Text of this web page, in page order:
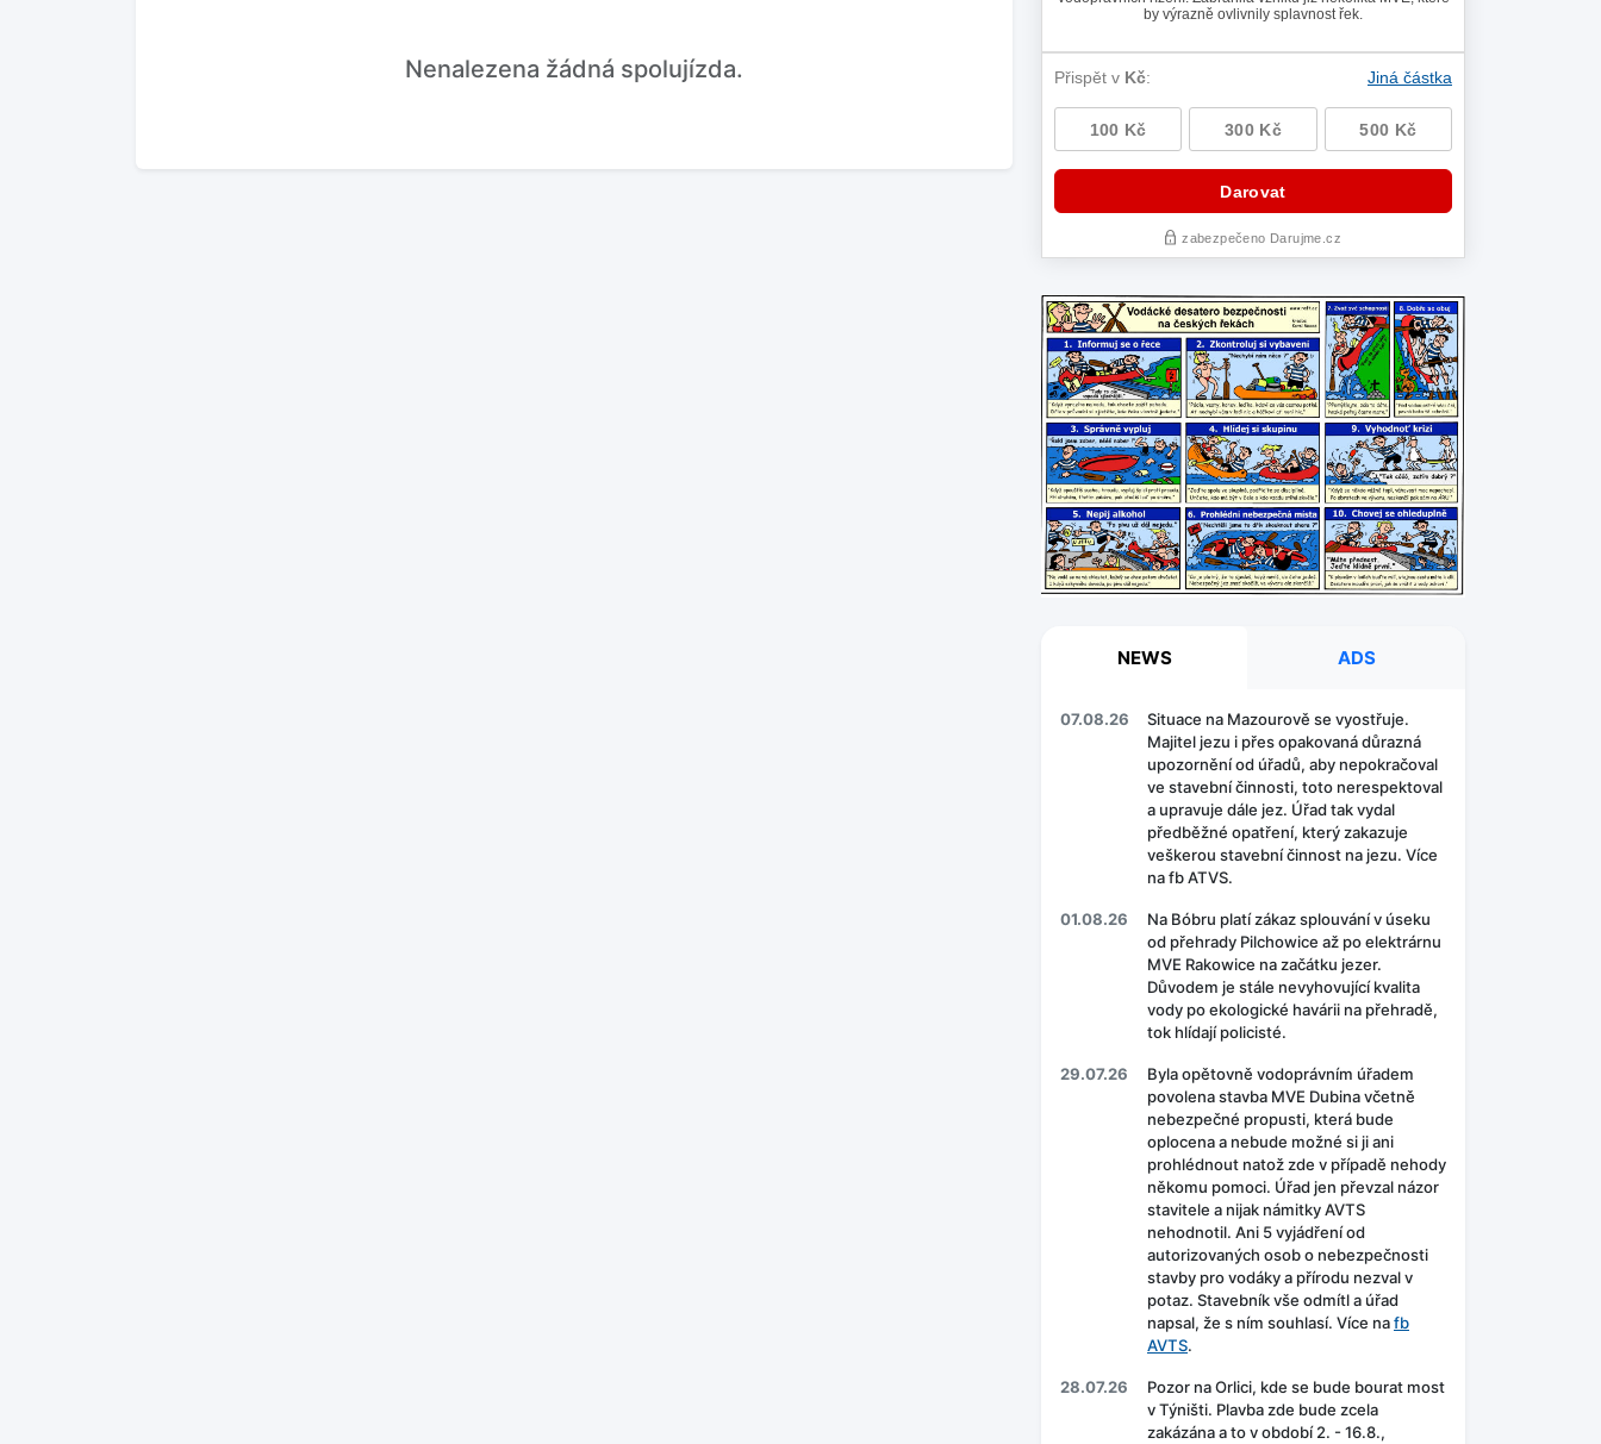
Nenalezena žádná spolujízda.
NEWS ADS
07.08.26
Situace na Mazourově se vyostřuje.
Majitel jezu i přes opakovaná důrazná
upozornění od úřadů, aby nepokračoval
ve stavební činnosti, toto nerespektoval
a upravuje dále jez. Úřad tak vydal
předběžné opatření, který zakazuje
veškerou stavební činnost na jezu. Více
na fb ATVS.
01.08.26
Na Bóbru platí zákaz splouvání v úseku
od přehrady Pilchowice až po elektrárnu
MVE Rakowice na začátku jezer.
Důvodem je stále nevyhovující kvalita
vody po ekologické havárii na přehradě,
tok hlídají policisté.
29.07.26
Byla opětovně vodoprávním úřadem
povolena stavba MVE Dubina včetně
nebezpečné propusti, která bude
oplocena a nebude možné si ji ani
prohlédnout natož zde v případě nehody
někomu pomoci. Úřad jen převzal názor
stavitele a nijak námitky AVTS
nehodnotil. Ani 5 vyjádření od
autorizovaných osob o nebezpečnosti
stavby pro vodáky a přírodu nezval v
potaz. Stavebník vše odmítl a úřad
napsal, že s ním souhlasí. Více nafb
AVTS.
28.07.26
Pozor na Orlici, kde se bude bourat most
v Týništi. Plavba zde bude zcela
zakázána a to v období 2. - 16.8.,